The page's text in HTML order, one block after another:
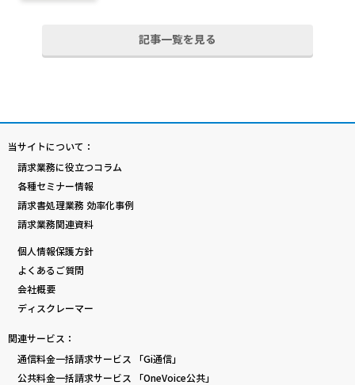
記事一覧を見る
当サイトについて：
請求業務に役立つコラム
各種セミナー情報
請求書処理業務 効率化事例
請求業務関連資料
個人情報保護方針
よくあるご質問
会社概要
ディスクレーマー
関連サービス：
通信料金一括請求サービス 「Gi通信」
公共料金一括請求サービス 「OneVoice公共」